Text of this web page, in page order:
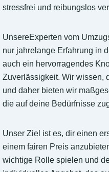
stressfrei und reibungslos
UnsereExperten vom
nur jahrelange Erfahrung in
auch ein hervorragendes
Zuverlässigkeit. Wir wissen,
und daher bieten wir
die auf deine Bedürfnisse
Unser Ziel ist es, dir einen
einem fairen Preis
wichtige Rolle spielen und